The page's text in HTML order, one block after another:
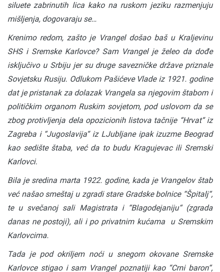
siluete zabrinutih lica kako na ruskom jeziku razmenjuju
mišljenja, dogovaraju se…
Krenimo redom, zašto je Vrangel došao baš u Kraljevinu
SHS i Sremske Karlovce? Sam Vrangel je želeo da dođe
isključivo u Srbiju jer su druge savezničke države priznale
Sovjetsku Rusiju. Odlukom Pašićeve Vlade iz 1921. godine
dat je pristanak za dolazak Vrangela sa njegovim štabom i
političkim organom Ruskim sovjetom, pod uslovom da se
zbog protivljenja dela opozicionih listova tačnije “Hrvat“ iz
Zagreba i “Jugoslavija“ iz LJubljane ipak izuzme Beograd
kao sedište štaba, već da to budu Kragujevac ili Sremski
Karlovci.
Bila je sredina marta 1922. godine, kada je Vrangelov štab
već našao smeštaj u zgradi stare Gradske bolnice “Špitalj“,
te u svečanoj sali Magistrata i “Blagodejaniju“ (zgrada
danas ne postoji), ali i po privatnim kućama u Sremskim
Karlovcima.
Tada je pod okriljem noći u snegom okovane Sremske
Karlovce stigao i sam Vrangel poznatiji kao “Crni baron“,